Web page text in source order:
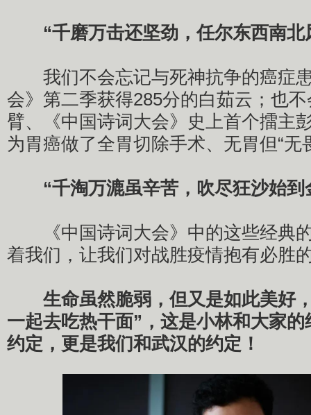
“千磨万击还坚劲，任尔东西南北
我们不会忘记与死神抗争的癌症
会》第二季获得285分的白茹云；也
臂、《中国诗词大会》史上首个擂主
为胃癌做了全胃切除手术、无胃但“无
“千淘万漉虽辛苦，吹尽狂沙始到
《中国诗词大会》中的这些经典
着我们，让我们对战胜疫情抱有必胜
生命虽然脆弱，但又是如此美好
一起去吃热干面”，这是小林和大家
约定，更是我们和武汉的约定！